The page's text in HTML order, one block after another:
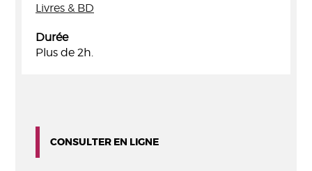
Livres & BD
Durée
Plus de 2h.
CONSULTER EN LIGNE